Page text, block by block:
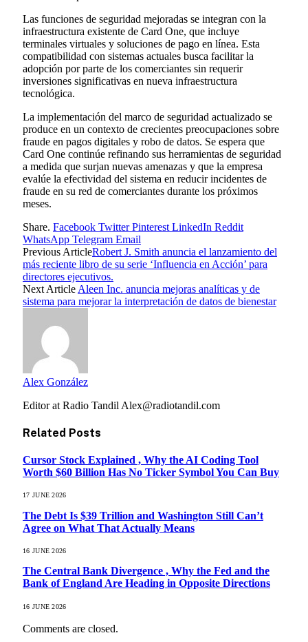
Las funciones de seguridad mejoradas se integran con la
infraestructura existente de Card One, que incluye
terminales virtuales y soluciones de pago en línea. Esta
compatibilidad con sistemas actuales busca facilitar la
adopción por parte de los comerciantes sin requerir
inversiones significativas en nueva infraestructura
tecnológica.
La implementación del marco de seguridad actualizado se
produce en un contexto de crecientes preocupaciones sobre
fraude en pagos digitales y robo de datos. Se espera que
Card One continúe refinando sus herramientas de seguridad
a medida que surjan nuevas amenazas y que la empresa
evalúe la efectividad del sistema en reducir incidentes de
fraude en su red de comerciantes durante los próximos
meses.
Share. Facebook Twitter Pinterest LinkedIn Reddit
WhatsApp Telegram Email
Previous ArticleRobert J. Smith anuncia el lanzamiento del
más reciente libro de su serie ‘Influencia en Acción’ para
directores ejecutivos.
Next Article Aleen Inc. anuncia mejoras analíticas y de
sistema para mejorar la interpretación de datos de bienestar
Alex González
Editor at Radio Tandil Alex@radiotandil.com
Related Posts
Cursor Stock Explained , Why the AI Coding Tool
Worth $60 Billion Has No Ticker Symbol You Can Buy
17 JUNE 2026
The Debt Is $39 Trillion and Washington Still Can’t
Agree on What That Actually Means
16 JUNE 2026
The Central Bank Divergence , Why the Fed and the
Bank of England Are Heading in Opposite Directions
16 JUNE 2026
Comments are closed.